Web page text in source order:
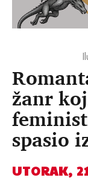
žanr
spasio
UTORAK,